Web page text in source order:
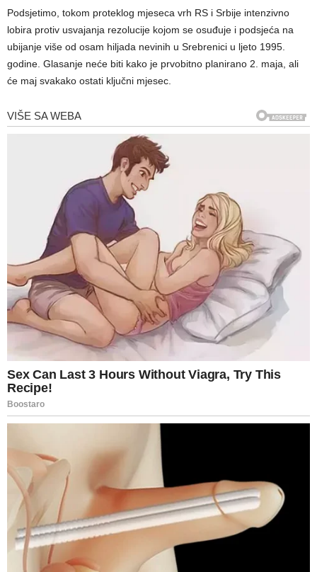
Podsjetimo, tokom proteklog mjeseca vrh RS i Srbije intenzivno
lobira protiv usvajanja rezolucije kojom se osuđuje i podsjeća na
ubijanje više od osam hiljada nevinih u Srebrenici u ljeto 1995.
godine. Glasanje neće biti kako je prvobitno planirano 2. maja, ali
će maj svakako ostati ključni mjesec.